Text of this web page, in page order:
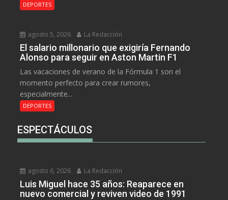
DEPORTES
agosto 5, 2026 La Redacción
El salario millonario que exigiría Fernando
Alonso para seguir en Aston Martin F1
Las vacaciones de verano de la Fórmula 1 son el
momento perfecto para crear rumores,
especialmente...
DEPORTES
ESPECTÁCULOS
agosto 6, 2026 La Redacción
Luis Miguel hace 35 años: Reaparece en
nuevo comercial y reviven video de 1991